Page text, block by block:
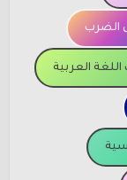
الضرب
العربية